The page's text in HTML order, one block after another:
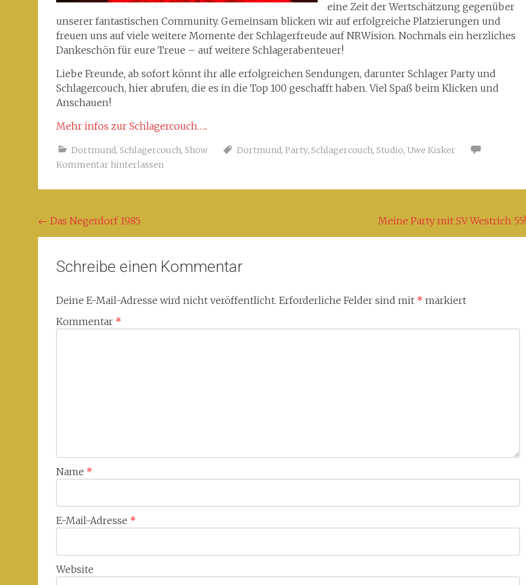
eine Zeit der Wertschätzung gegenüber
unserer fantastischen Community. Gemeinsam blicken wir auf erfolgreiche Platzierungen und
freuen uns auf viele weitere Momente der Schlagerfreude auf NRWision. Nochmals ein herzliches
Dankeschön für eure Treue – auf weitere Schlagerabenteuer!
Liebe Freunde, ab sofort könnt ihr alle erfolgreichen Sendungen, darunter Schlager Party und
Schlagercouch, hier abrufen, die es in die Top 100 geschafft haben. Viel Spaß beim Klicken und
Anschauen!
Mehr infos zur Schlagercouch…..
Dortmund, Schlagercouch, Show Dortmund, Party, Schlagercouch, Studio, Uwe Kisker
Kommentar hinterlassen
Beitragsnavigation
← Das Negerdorf 1985 Meine Party mit SV Westrich 55!
Schreibe einen Kommentar
Deine E-Mail-Adresse wird nicht veröffentlicht. Erforderliche Felder sind mit * markiert
Kommentar *
Name *
E-Mail-Adresse *
Website